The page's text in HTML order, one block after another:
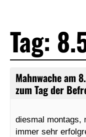
Tag:
Mahnwache am
zum Tag der
diesmal montags,
immer sehr